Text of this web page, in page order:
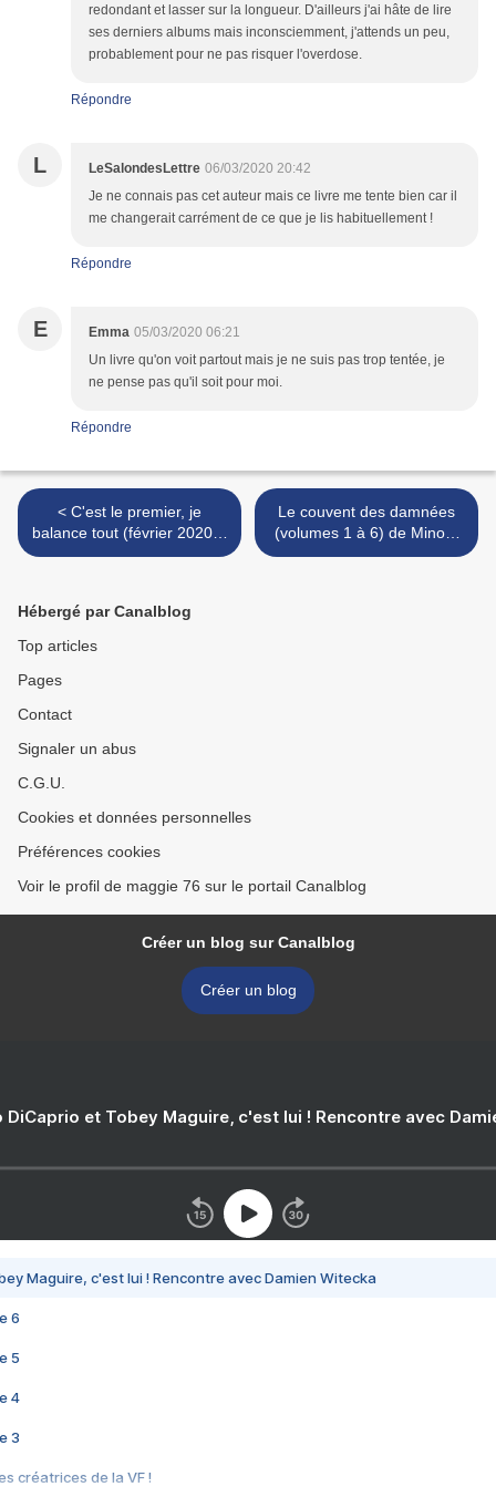
redondant et lasser sur la longueur. D'ailleurs j'ai hâte de lire
ses derniers albums mais inconsciemment, j'attends un peu,
probablement pour ne pas risquer l'overdose.
Répondre
L LeSalondesLettre 06/03/2020 20:42
Je ne connais pas cet auteur mais ce livre me tente bien car il
me changerait carrément de ce que je lis habituellement !
Répondre
E Emma 05/03/2020 06:21
Un livre qu'on voit partout mais je ne suis pas trop tentée, je
ne pense pas qu'il soit pour moi.
Répondre
< C'est le premier, je
balance tout (février 2020) :
ISSN 2607-0006
Le couvent des damnées
(volumes 1 à 6) de Minoru
Takeyoshi : ISSN 2607-
Hébergé par Canalblog
Top articles
Pages
Contact
Signaler un abus
C.G.U.
Cookies et données personnelles
Préférences cookies
Voir le profil de maggie 76 sur le portail Canalblog
Créer un blog sur Canalblog
Créer un blog
DiCaprio et Tobey Maguire, c'est lui ! Rencontre avec
Maguire, c'est lui ! Rencontre avec Damien Witecka
6
5
4
3
créatrices de la VF !